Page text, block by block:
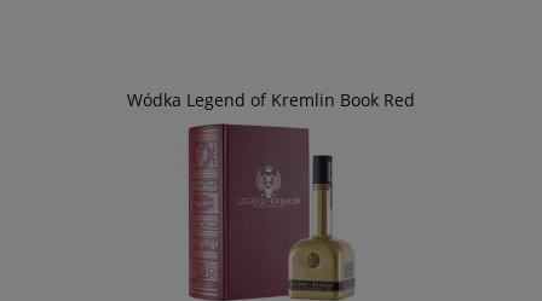
Wódka Legend of Kremlin Book Red